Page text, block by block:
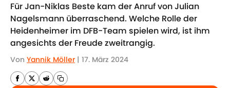
Für Jan-Niklas Beste kam der Anruf von Julian
Nagelsmann überraschend. Welche Rolle der
Heidenheimer im DFB-Team spielen wird, ist ihm
angesichts der Freude zweitrangig.
Von Yannik Möller | 17. März 2024